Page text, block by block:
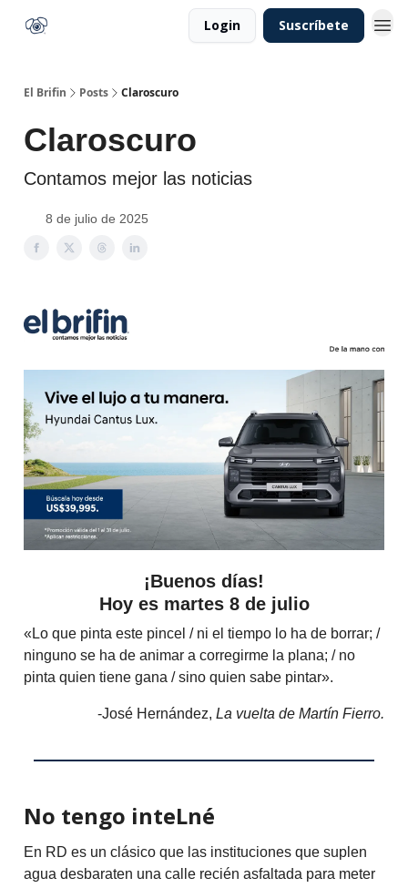
Login Suscríbete
El Brifin Posts Claroscuro
Claroscuro
Contamos mejor las noticias
8 de julio de 2025
¡Buenos días!
Hoy es martes 8 de julio
«Lo que pinta este pincel / ni el tiempo lo ha de borrar; /
ninguno se ha de animar a corregirme la plana; / no
pinta quien tiene gana / sino quien sabe pintar».
-José Hernández, La vuelta de Martín Fierro.
No tengo inteLné
En RD es un clásico que las instituciones que suplen
agua desbaraten una calle recién asfaltada para meter